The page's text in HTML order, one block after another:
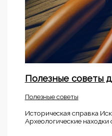
Полезные советы
Полезные советы
Историческая справка
Археологические находки